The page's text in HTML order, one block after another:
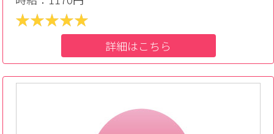
詳細はこちら